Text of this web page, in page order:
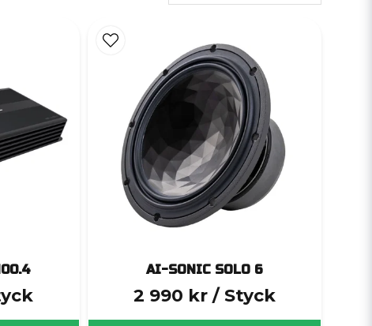
AI-SONIC SOLO 6
2 990 kr / Styck